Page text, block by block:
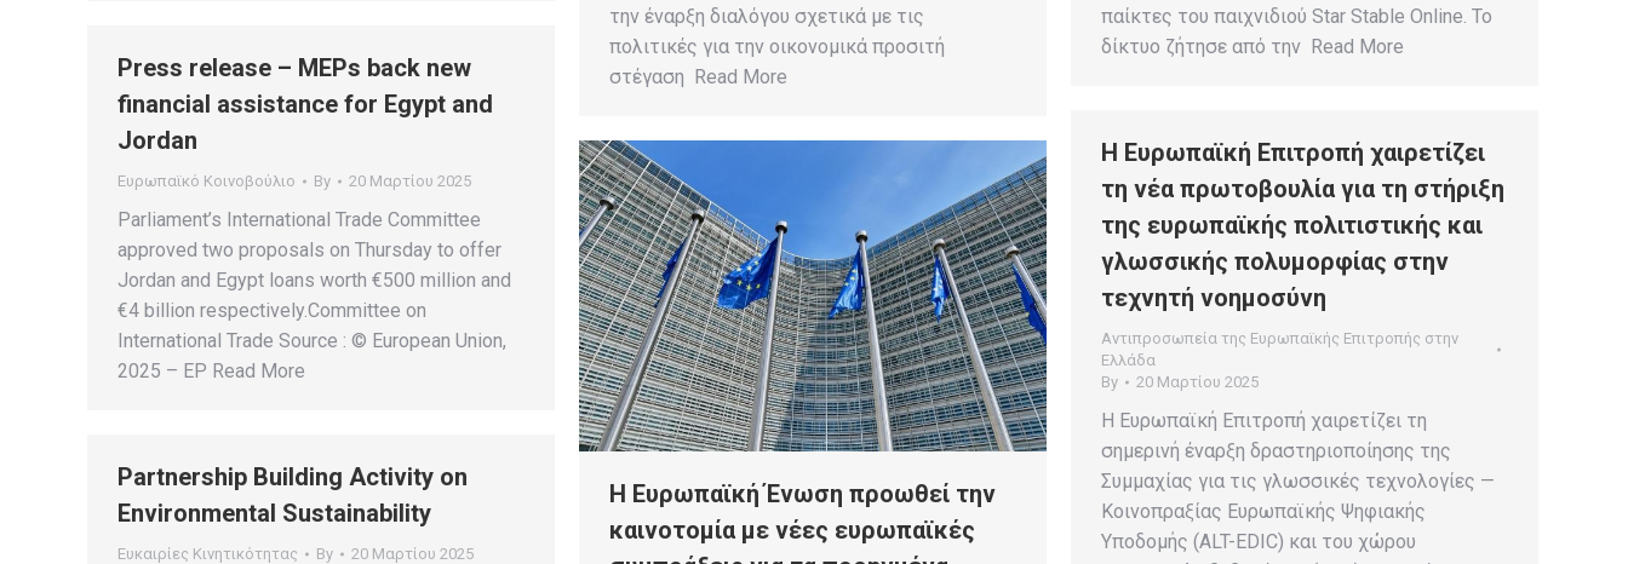
την έναρξη διαλόγου σχετικά με τις
πολιτικές για την οικονομικά προσιτή
στέγαση Read More
παίκτες του παιχνιδιού Star Stable Online. Το
δίκτυο ζήτησε από την Read More
Press release – MEPs back new
financial assistance for Egypt and
Jordan
Ευρωπαϊκό Κοινοβούλιο By 20 Μαρτίου 2025
Parliament’s International Trade Committee
approved two proposals on Thursday to offer
Jordan and Egypt loans worth €500 million and
€4 billion respectively.Committee on
International Trade Source : © European Union,
2025 – EP Read More
Η Ευρωπαϊκή Επιτροπή χαιρετίζει
τη νέα πρωτοβουλία για τη στήριξη
της ευρωπαϊκής πολιτιστικής και
γλωσσικής πολυμορφίας στην
τεχνητή νοημοσύνη
Αντιπροσωπεία της Ευρωπαϊκής Επιτροπής στην
Ελλάδα
By
20 Μαρτίου 2025
Η Ευρωπαϊκή Επιτροπή χαιρετίζει τη
σημερινή έναρξη δραστηριοποίησης της
Συμμαχίας για τις γλωσσικές τεχνολογίες —
Κοινοπραξίας Ευρωπαϊκής Ψηφιακής
Υποδομής (ALT-EDIC) και του χώρου
Η Ευρωπαϊκή Ένωση προωθεί την
καινοτομία με νέες ευρωπαϊκές
Partnership Building Activity on
Environmental Sustainability
Ευκαιρίες Κινητικότητας By 20 Μαρτίου 2025